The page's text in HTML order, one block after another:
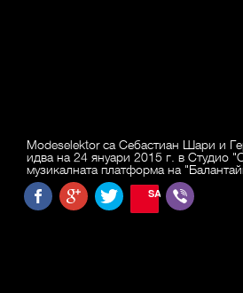
Modeselektor са Себастиан Шари и
идва на 24 януари 2015 г. в Студио
музикалната платформа на
SAVE